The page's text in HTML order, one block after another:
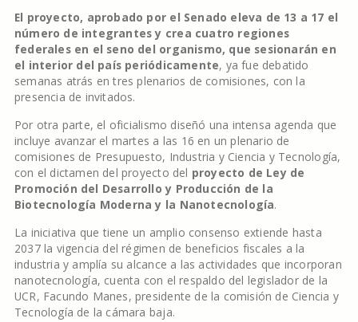
El proyecto, aprobado por el Senado eleva de 13 a 17 el
número de integrantes y crea cuatro regiones
federales en el seno del organismo, que sesionarán en
el interior del país periódicamente, ya fue debatido
semanas atrás en tres plenarios de comisiones, con la
presencia de invitados.
Por otra parte, el oficialismo diseñó una intensa agenda que
incluye avanzar el martes a las 16 en un plenario de
comisiones de Presupuesto, Industria y Ciencia y Tecnología,
con el dictamen del proyecto del proyecto de Ley de
Promoción del Desarrollo y Producción de la
Biotecnología Moderna y la Nanotecnología.
La iniciativa que tiene un amplio consenso extiende hasta
2037 la vigencia del régimen de beneficios fiscales a la
industria y amplía su alcance a las actividades que incorporan
nanotecnología, cuenta con el respaldo del legislador de la
UCR, Facundo Manes, presidente de la comisión de Ciencia y
Tecnología de la cámara baja.